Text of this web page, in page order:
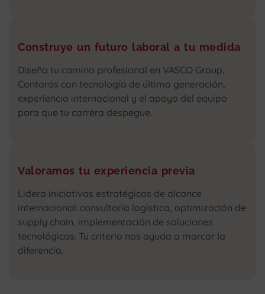
Construye un futuro laboral a tu medida
Diseña tu camino profesional en VASCO Group.
Contarás con tecnología de última generación,
experiencia internacional y el apoyo del equipo
para que tu carrera despegue.
Valoramos tu experiencia previa
Lidera iniciativas estratégicas de alcance
internacional: consultoría logística, optimización de
supply chain, implementación de soluciones
tecnológicas. Tu criterio nos ayuda a marcar la
diferencia.